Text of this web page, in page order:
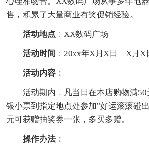
售，积累了大量商业有奖促销经验。
活动地点 ：XX数码广场
活动时间 ：20xx年X月X日—X月X
活动内容：
活动期内，凡当日在本店购物满
银小票到指定地点处参加"好运滚滚碰
元可获赠抽奖券一张，多买多赠。
操作办法：